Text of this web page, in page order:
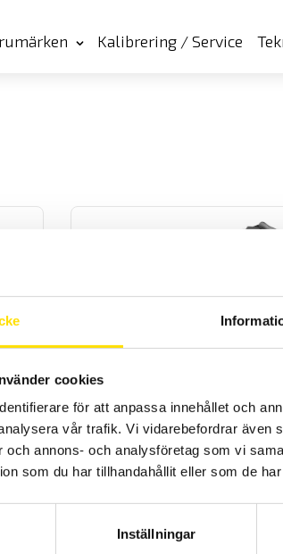
cookies
för att anpassa innehållet och
vår trafik. Vi vidarebefordrar även
och annons- och analysföretag som vi
som du har tillhandahållit eller som de
Inställningar
Kalibrering / Service
Tillbehör för
3,350.00kr–8,595.00kr
till